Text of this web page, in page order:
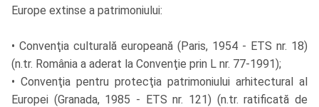
Europe extinse a patrimoniului:
• Convenţia culturală europeană (Paris, 1954 - ETS nr. 18)
(n.tr. România a aderat la Convenţie prin L nr. 77-1991);
• Convenţia pentru protecţia patrimoniului arhitectural al
Europei (Granada, 1985 - ETS nr. 121) (n.tr. ratificată de